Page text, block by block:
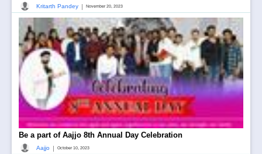
Kritarth Pandey | November 20, 2023
Be a part of Aajjo 8th Annual Day Celebration
Aajjo | October 10, 2023